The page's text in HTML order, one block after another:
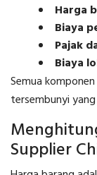
Harga
Biaya
Pajak
Biaya
Semua
tersembunyi
Supplier